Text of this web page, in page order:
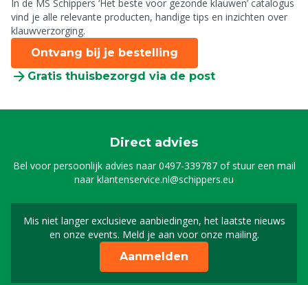
In de MS Schippers ‘Het beste voor gezonde klauwen’ catalogus
vind je alle relevante producten, handige tips en inzichten over
klauwverzorging.
Ontvang bij je bestelling
Gratis thuisbezorgd via de post
Direct advies
Bel voor persoonlijk advies naar0497-339787of stuur een mail
naarklantenservice.nl@schippers.eu
Mis niet langer exclusieve aanbiedingen, het laatste nieuws
en onze events. Meld je aan voor onze mailing.
Schrijf je in voor onze
Aanmelden